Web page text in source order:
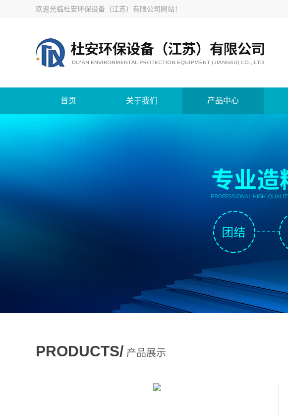
欢迎光临杜安环保设备（江苏）有限公司网站！
首页 关于我们 产品中心
PRODUCTS/ 产品展示